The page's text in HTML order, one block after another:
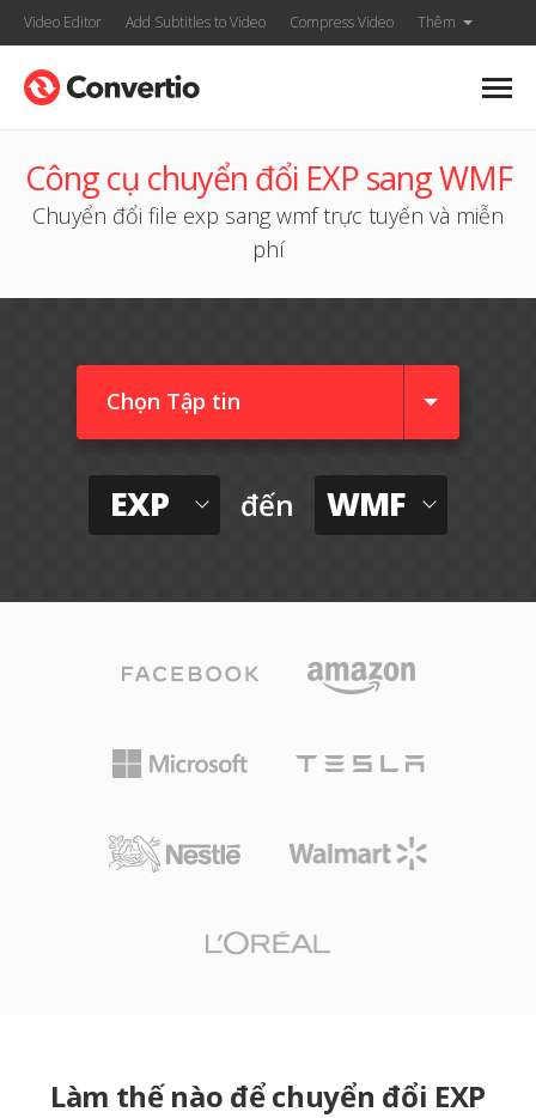
Video Editor Add Subtitles to Video Compress Video Thêm
Công cụ chuyển đổi EXP sang WMF
Chuyển đổi file exp sang wmf trực tuyến và miễn
phí
Chọn Tập tin
EXP đến WMF
Làm thế nào để chuyển đổi EXP